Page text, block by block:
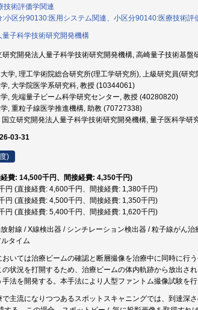
技術評価学関連
:小区分90130:医用システム関連、小区分90140:医療技術評
量子科学技術研究開発機構
研究開発法人量子科学技術研究開発機構, 高崎量子技術基
学, 理工学術院総合研究所(理工学研究所), 上級研究員(研
, 大学院医学系研究科, 教授 (10344061)
, 先端量子ビーム科学研究センター, 教授 (40280820)
, 重粒子線医学推進機構, 助教 (70727338)
国立研究開発法人量子科学技術研究開発機構, 量子医科学
03-31
)
費: 14,500千円、間接経費: 4,350千円)
円 (直接経費: 4,600千円、間接経費: 1,380千円)
円 (直接経費: 4,500千円、間接経費: 1,350千円)
円 (直接経費: 5,400千円、間接経費: 1,620千円)
射線 / X線検出器 / シンチレーション検出器 / 粒子線がん
タイム
いては治療ビームの確認と断層撮像を治療中に同時に行
状況を打開するため、治療ビームの体内軌跡から放出さ
法を開発する。本手法により人型ファントム撮像試験を
主流になりつつあるスポットスキャニングでは、到達深